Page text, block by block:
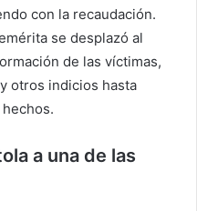
con la recaudación.
se desplazó al
de las víctimas,
otros indicios hasta
a una de las